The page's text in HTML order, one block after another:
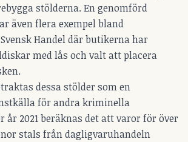
stölderna. En genomförd
även flera exempel bland
Handel där butikerna har
med lås och valt att placera
dessa stölder som en
för andra kriminella
år 2021 beräknas det att varor för över
stals från dagligvaruhandeln